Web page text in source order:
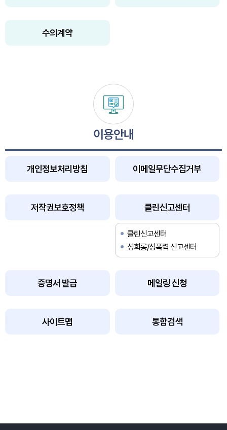
수의계약
이용안내
개인정보처리방침 이메일무단수집거부
저작권보호정책 클린신고센터
클린신고센터
성희롱/성폭력 신고센터
증명서 발급 메일링 신청
사이트맵 통합검색